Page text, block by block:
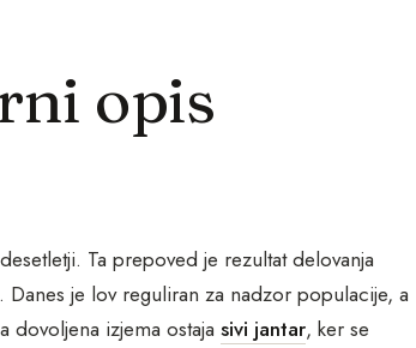
opis
Ta prepoved je rezultat delovanja
je lov reguliran za nadzor populacije, a
dovoljena izjema ostaja sivi jantar, ker se